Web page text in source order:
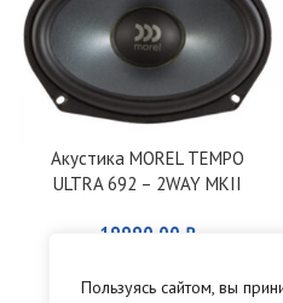
Пользуясь сайтом, вы
Акустика MOREL TEMPO
ULTRA 692 – 2WAY MKII
19990,00 ₽